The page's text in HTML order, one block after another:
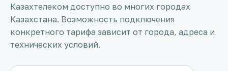
Казахтелеком доступно во многих городах
Казахстана. Возможность подключения
конкретного тарифа зависит от города, адреса и
технических условий.